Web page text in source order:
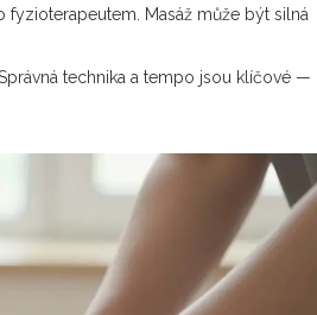
Masáž může být silná
technika a tempo jsou klíčové —